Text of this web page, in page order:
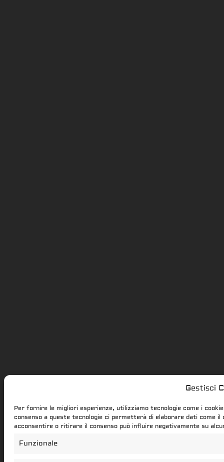
Gestisci
Per fornire le migliori esperienze, utilizziamo tecnologie come i
consenso a queste tecnologie ci permetterà di elaborare dati come
acconsentire o ritirare il consenso può influire negativamente su
Funzionale